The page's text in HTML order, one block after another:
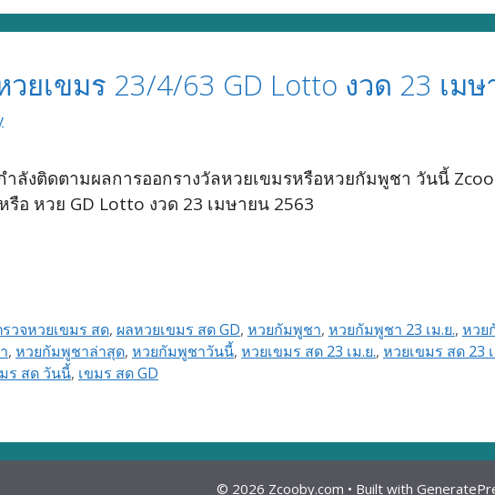
ยเขมร 23/4/63 GD Lotto งวด 23 เมษ
ลังติดตามผลการออกรางวัลหวยเขมรหรือหวยกัมพูชา วันนี้
รือ หวย GD Lotto งวด 23 เมษายน 2563
วจหวยเขมร สด, ผลหวยเขมร สด GD, หวยกัมพูชา, หวยกัมพูชา 23 เม.ย., หวย
, หวยกัมพูชาล่าสุด, หวยกัมพูชาวันนี้, หวยเขมร สด 23 เม.ย., หวยเขมร สด 23
ร สด วันนี้, เขมร สด GD
© 2026 Zcooby.com • Built with